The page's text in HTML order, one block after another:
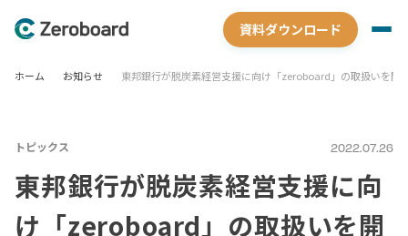
資料ダウンロード
ホーム お知らせ 東邦銀行が脱炭素経営支援に向け「zeroboard」の取扱いを開
トピックス 2022.07.26
東邦銀行が脱炭素経営支援に向
け「zeroboard」の取扱いを開